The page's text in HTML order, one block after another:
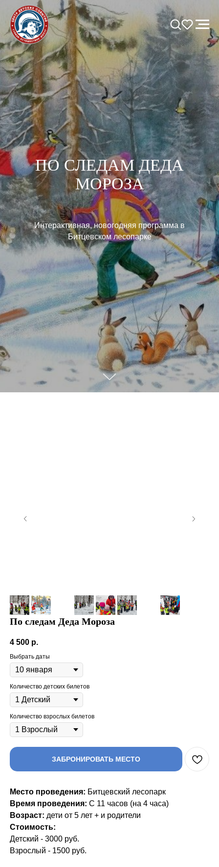
ПО СЛЕДАМ ДЕДА
МОРОЗА
Интерактивная, новогодняя программа в
Битцевском лесопарке
По следам Деда Мороза
4 500 р.
Выбрать даты
Количество детских билетов
Количество взрослых билетов
ЗАБРОНИРОВАТЬ МЕСТО
Место проведения: Битцевский лесопарк
Время проведения: С 11 часов (на 4 часа)
Возраст: дети от 5 лет + и родители
Стоимость:
Детский - 3000 руб.
Взрослый - 1500 руб.